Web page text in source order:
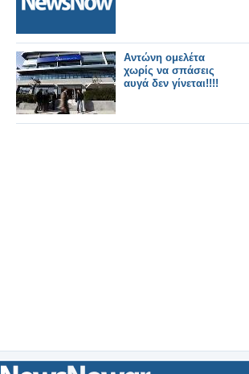
Aντώνη ομελέτα
χωρίς να σπάσεις
αυγά δεν γίνεται!!!!